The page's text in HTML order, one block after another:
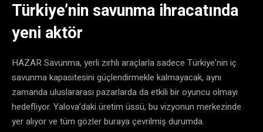
Türkiye’nin savunma ihracatında
yeni aktör
HAZAR Savunma, yerli zırhlı araçlarla sadece Türkiye’nin iç
savunma kapasitesini güçlendirmekle kalmayacak, aynı
zamanda uluslararası pazarlarda da etkili bir oyuncu olmayı
hedefliyor. Yalova’daki üretim üssü, bu vizyonun merkezinde
yer alıyor ve tüm gözler buraya çevrilmiş durumda.